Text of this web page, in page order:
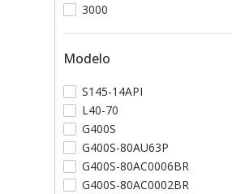
3000
Modelo
S145-14API
L40-70
G400S
G400S-80AU63P
G400S-80AC0006BR
G400S-80AC0002BR